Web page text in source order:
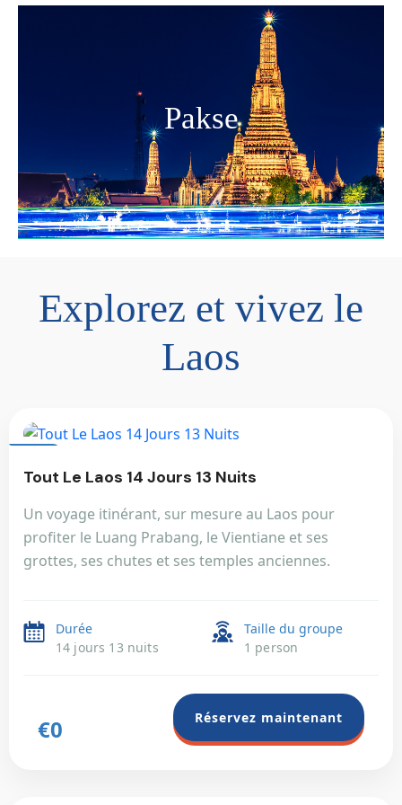
Pakse
Vương quốc Campuchia là điểm đến nổi tiếng ở
Đông Nam Á, thu hút du khách bởi các di tích cổ
Explorez et vivez le
Laos
Tout Le Laos 14 Jours 13 Nuits
Un voyage itinérant, sur mesure au Laos pour
profiter le Luang Prabang, le Vientiane et ses
grottes, ses chutes et ses temples anciennes.
Durée
14 jours 13 nuits
Taille du groupe
1 person
€0 Réservez maintenant